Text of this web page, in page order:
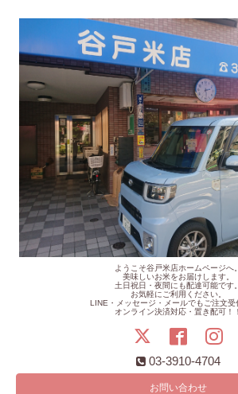
ようこそ谷戸米店ホームページへ。
美味しいお米をお届けします。
土日祝日・夜間にも配達可能です。
お気軽にご利用ください。
LINE・メッセージ・メールでもご注文受
オンライン決済対応・置き配可！！
03-3910-4704
お問い合わせ